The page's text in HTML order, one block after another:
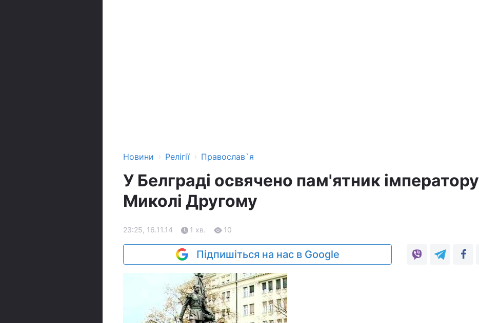
Новини › Релігії › Православ`я
У Белграді освячено пам'ятник імператору
Миколі Другому
23:25, 16.11.14 1 хв. 10
Підпишіться на нас в Google